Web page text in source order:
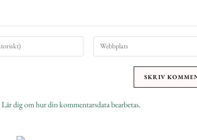
Lär dig om hur din kommentarsdata bearbetas.